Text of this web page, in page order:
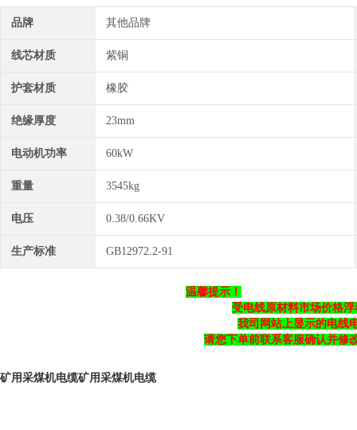
品牌 其他品牌
线芯材质 紫铜
护套材质 橡胶
绝缘厚度 23mm
电动机功率 60kW
重量 3545kg
电压 0.38/0.66KV
生产标准 GB12972.2-91
温馨提示！
受电线原材料市场价格
我司网站上显示的电线
请您下单前联系客服确认并修
矿用采煤机电缆矿用采煤机电缆